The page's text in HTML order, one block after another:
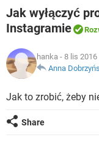
INSTAGRAM
WINDOWS 10
SPOTIFY
WINDOWS 10
ANDROID
GRY
IOS
INSTAGRAM
WINDOWS 10
FORUM
GRY
WINDOWS 10
ARTYKUŁY
COVID-19
GRY
SPOTIFY
Jak wyłączyć
Instagramie
hanka - 8 lis 2016
Anna
Jak to zrobić, żeby
Share